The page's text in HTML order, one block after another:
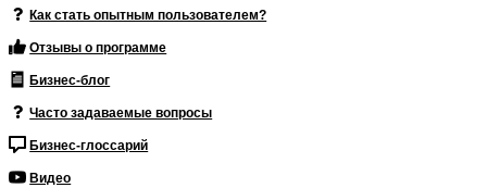
Как стать опытным пользователем?
Отзывы о программе
Бизнес-блог
Часто задаваемые вопросы
Бизнес-глоссарий
Видео